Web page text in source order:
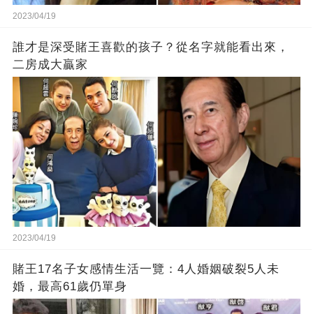
2023/04/19
誰才是深受賭王喜歡的孩子？從名字就能看出來，
二房成大贏家
2023/04/19
賭王17名子女感情生活一覽：4人婚姻破裂5人未
婚，最高61歲仍單身